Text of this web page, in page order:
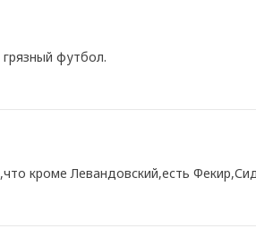
футбол.
кроме Левандовский,есть